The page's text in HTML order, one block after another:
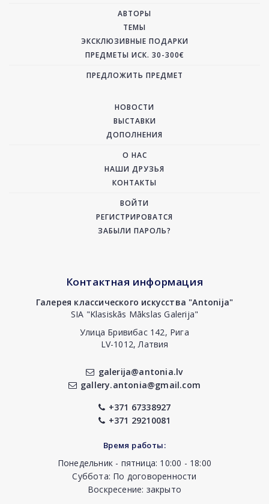
АВТОРЫ
ТЕМЫ
ЭКСКЛЮЗИВНЫЕ ПОДАРКИ
ПРЕДМЕТЫ ИСК. 30-300€
ПРЕДЛОЖИТЬ ПРЕДМЕТ
НОВОСТИ
ВЫСТАВКИ
ДОПОЛНЕНИЯ
О НАС
НАШИ ДРУЗЬЯ
КОНТАКТЫ
ВОЙТИ
РЕГИСТРИРОВАТСЯ
ЗАБЫЛИ ПАРОЛЬ?
Контактная информация
Галерея классического искусства "Antonija"
SIA "Klasiskās Mākslas Galerija"
Улица Бривибас 142, Рига
LV-1012, Латвия
galerija@antonia.lv
gallery.antonia@gmail.com
+371 67338927
+371 29210081
Время работы:
Понедельник - пятница: 10:00 - 18:00
Суббота: По договоренности
Воскресение: закрыто